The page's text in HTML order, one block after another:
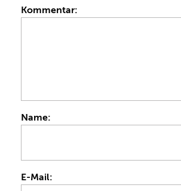
Kommentar:
Name:
E-Mail: